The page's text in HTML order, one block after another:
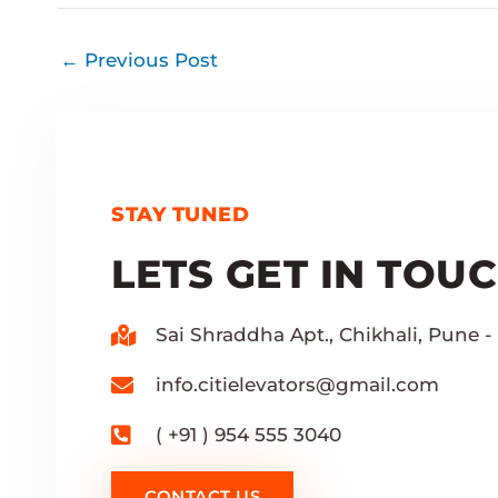
← Previous Post
STAY TUNED
LETS GET IN
Sai Shraddha Apt., Chikhali, Pune -
info.citielevators@gmail.com
( +91 ) 954 555 3040